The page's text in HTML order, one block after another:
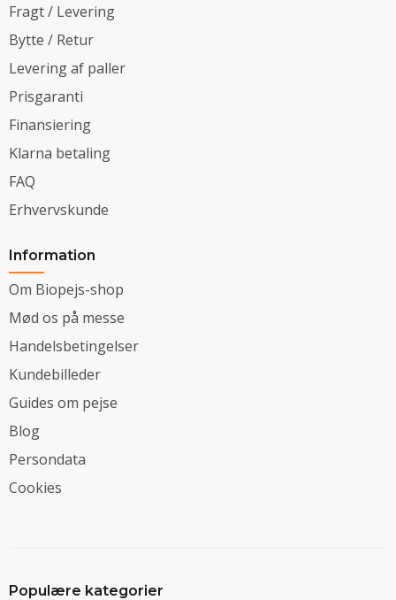
Fragt / Levering
Bytte / Retur
Levering af paller
Prisgaranti
Finansiering
Klarna betaling
FAQ
Erhvervskunde
Information
Om Biopejs-shop
Mød os på messe
Handelsbetingelser
Kundebilleder
Guides om pejse
Blog
Persondata
Cookies
Populære kategorier